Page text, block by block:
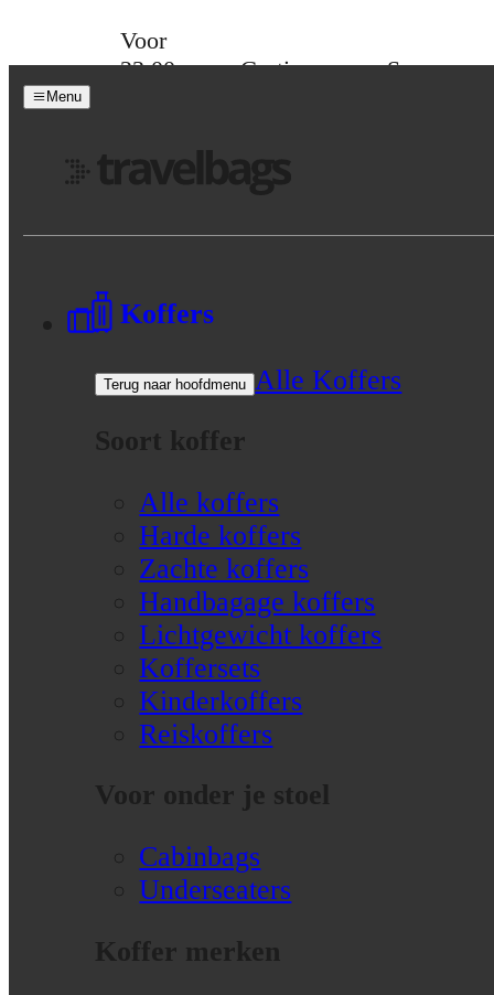
Voor
23:00
Gratis
Spaar
Menu
Koffers
Terug naar hoofdmenu
Alle Koffers
Soort koffer
Alle koffers
Harde koffers
Zachte koffers
Handbagage koffers
Lichtgewicht koffers
Koffersets
Kinderkoffers
Reiskoffers
Voor onder je stoel
Cabinbags
Underseaters
Koffer merken